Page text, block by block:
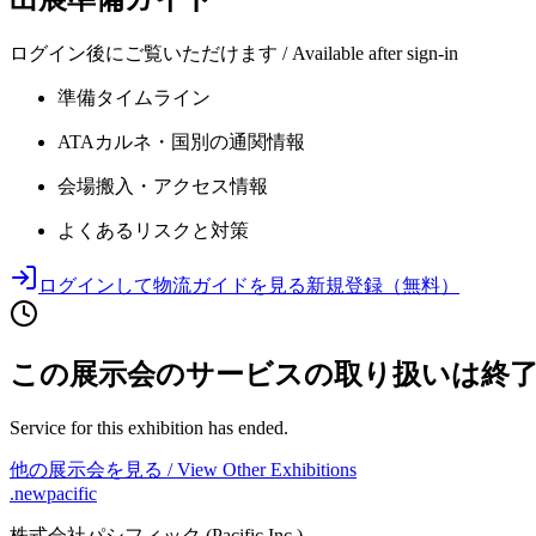
ログイン後にご覧いただけます / Available after sign-in
準備タイムライン
ATAカルネ・国別の通関情報
会場搬入・アクセス情報
よくあるリスクと対策
ログインして物流ガイドを見る新規登録（無料）
この展示会のサービスの取り扱いは終
Service for this exhibition has ended.
他の展示会を見る / View Other Exhibitions
.newpacific